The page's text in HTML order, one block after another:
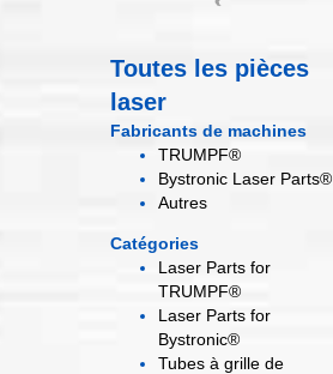
Toutes les pièces
laser
Fabricants de machines
TRUMPF®
Bystronic Laser Parts®
Autres
Catégories
Laser Parts for
TRUMPF®
Laser Parts for
Bystronic®
Tubes à grille de